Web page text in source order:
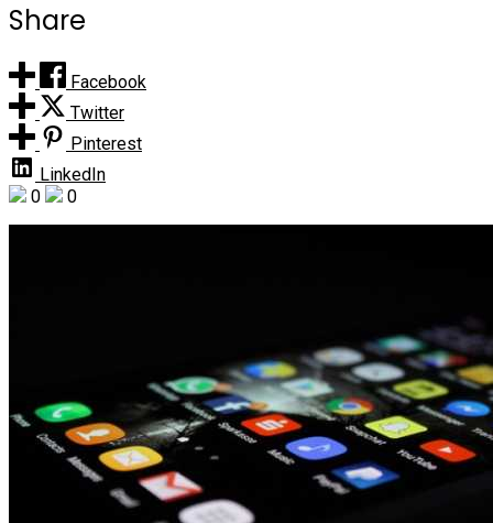
Share
Facebook
Twitter
Pinterest
LinkedIn
0
0